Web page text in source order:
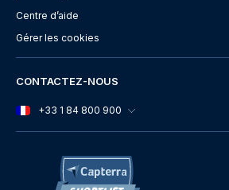
Centre d’aide
Gérer les cookies
CONTACTEZ-NOUS
+33 1 84 800 900